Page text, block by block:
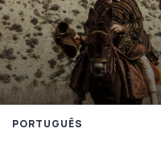
PORTUGUÊS